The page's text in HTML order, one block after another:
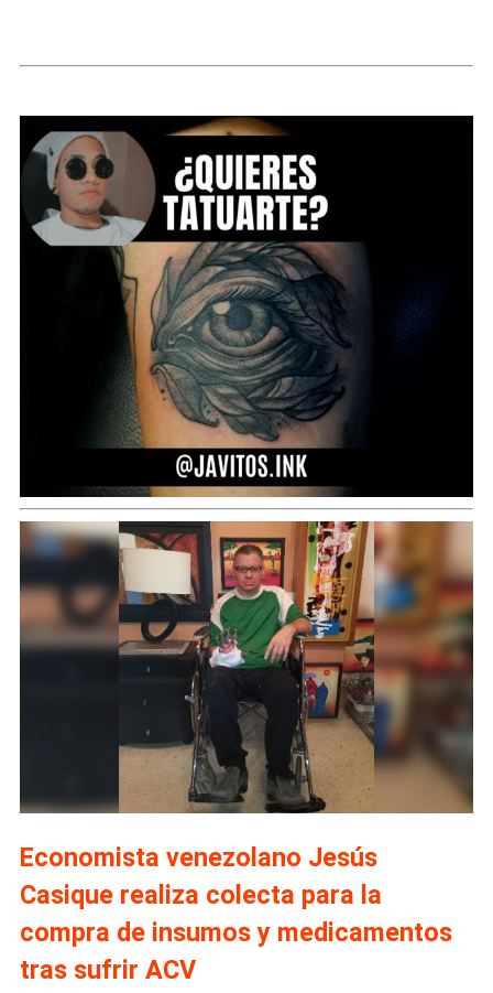
Economista venezolano Jesús
Casique realiza colecta para la
compra de insumos y medicamentos
tras sufrir ACV